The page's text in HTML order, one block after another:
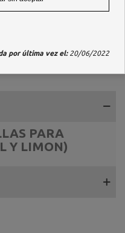
PARA
Y LIMON)
por última vez el:20/06/2022